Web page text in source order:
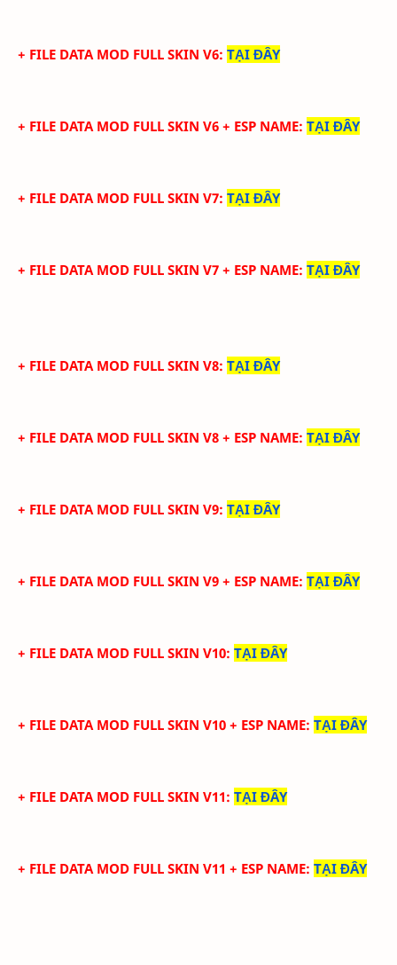
+ FILE DATA MOD FULL SKIN V6: TẠI ĐÂY
+ FILE DATA MOD FULL SKIN V6 + ESP NAME: TẠI ĐÂY
+ FILE DATA MOD FULL SKIN V7: TẠI ĐÂY
+ FILE DATA MOD FULL SKIN V7 + ESP NAME: TẠI ĐÂY
+ FILE DATA MOD FULL SKIN V8: TẠI ĐÂY
+ FILE DATA MOD FULL SKIN V8 + ESP NAME: TẠI ĐÂY
+ FILE DATA MOD FULL SKIN V9: TẠI ĐÂY
+ FILE DATA MOD FULL SKIN V9 + ESP NAME: TẠI ĐÂY
+ FILE DATA MOD FULL SKIN V10: TẠI ĐÂY
+ FILE DATA MOD FULL SKIN V10 + ESP NAME: TẠI ĐÂY
+ FILE DATA MOD FULL SKIN V11: TẠI ĐÂY
+ FILE DATA MOD FULL SKIN V11 + ESP NAME: TẠI ĐÂY